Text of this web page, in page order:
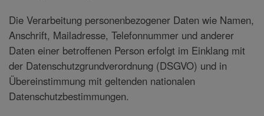
Die Verarbeitung personenbezogener Daten wie Namen,
Anschrift, Mailadresse, Telefonnummer und anderer
Daten einer betroffenen Person erfolgt im Einklang mit
der Datenschutzgrundverordnung (DSGVO) und in
Übereinstimmung mit geltenden nationalen
Datenschutzbestimmungen.